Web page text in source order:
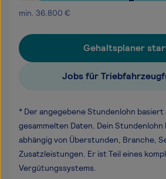
min. 36.800 €
Gehaltsplaner
Jobs für
* Der angegebene Stundenlohn basiert
gesammelten Daten. Dein Stundenlohn
abhängig von Überstunden, Branche,
Zusatzleistungen. Er ist Teil eines
Vergütungssystems.